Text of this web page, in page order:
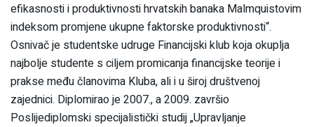
efikasnosti i produktivnosti hrvatskih banaka Malmquistovim
indeksom promjene ukupne faktorske produktivnosti“.
Osnivač je studentske udruge Financijski klub koja okuplja
najbolje studente s ciljem promicanja financijske teorije i
prakse među članovima Kluba, ali i u široj društvenoj
zajednici. Diplomirao je 2007., a 2009. završio
Poslijediplomski specijalistički studij „Upravljanje